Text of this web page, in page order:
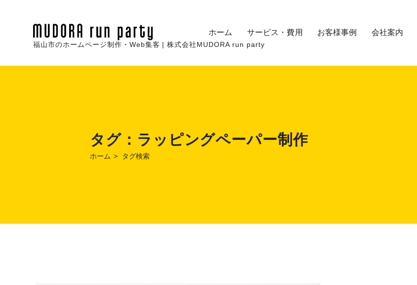
福山市のホームページ制作・Web集客 | 株式会社MUDORA run party
ホーム サービス・費用 お客様事例 会社案内
タグ： ラッピングペーパー制作
ホーム タグ検索